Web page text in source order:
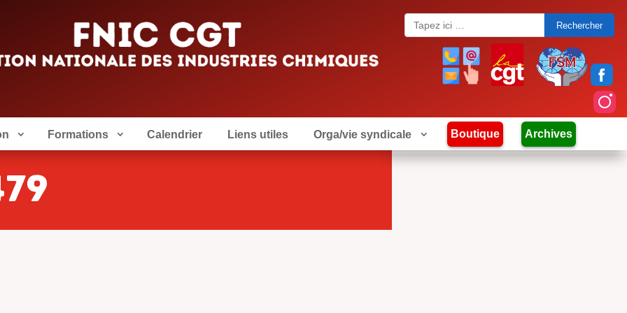
Search
for:
Formations Calendrier Liens utiles Orga/vie syndicale Boutique Archives